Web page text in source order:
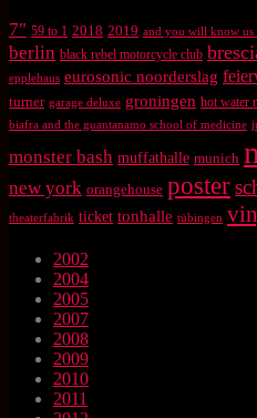
7" 59 to 1 2018 2019 and you will know us
berlin black rebel motorcycle club
epplehaus eurosonic noorderslag
turner garage deluxe groningen hot water
biafra and the guantanamo school of medicine
monster bash muffathalle munich
new york orangehouse poster
theaterfabrik ticket tonhalle tübingen
2002
2004
2005
2007
2008
2009
2010
2011